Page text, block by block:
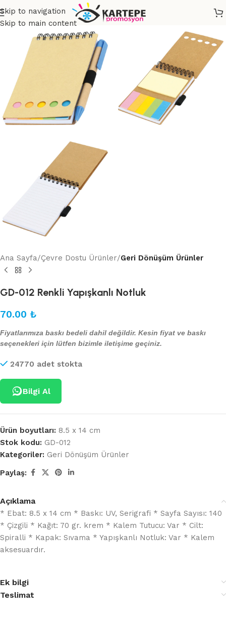
Skip to navigation
Skip to main content
Ana Sayfa Çevre Dostu Ürünler Geri Dönüşüm Ürünler
GD-012 Renkli Yapışkanlı Notluk
70.00 ₺
Fiyatlarımıza baskı bedeli dahil değildir. Kesin fiyat ve baskı
seçenekleri için lütfen bizimle iletişime geçiniz.
24770 adet stokta
Bilgi Al
Ürün boyutları: 8.5 x 14 cm
Stok kodu: GD-012
Kategoriler: Geri Dönüşüm Ürünler
Paylaş:
Açıklama
* Ebat: 8.5 x 14 cm * Baskı: UV, Serigrafi * Sayfa Sayısı: 140
* Çizgili * Kağıt: 70 gr. krem * Kalem Tutucu: Var * Cilt:
Spiralli * Kapak: Sıvama * Yapışkanlı Notluk: Var * Kalem
aksesuardır.
Ek bilgi
Teslimat